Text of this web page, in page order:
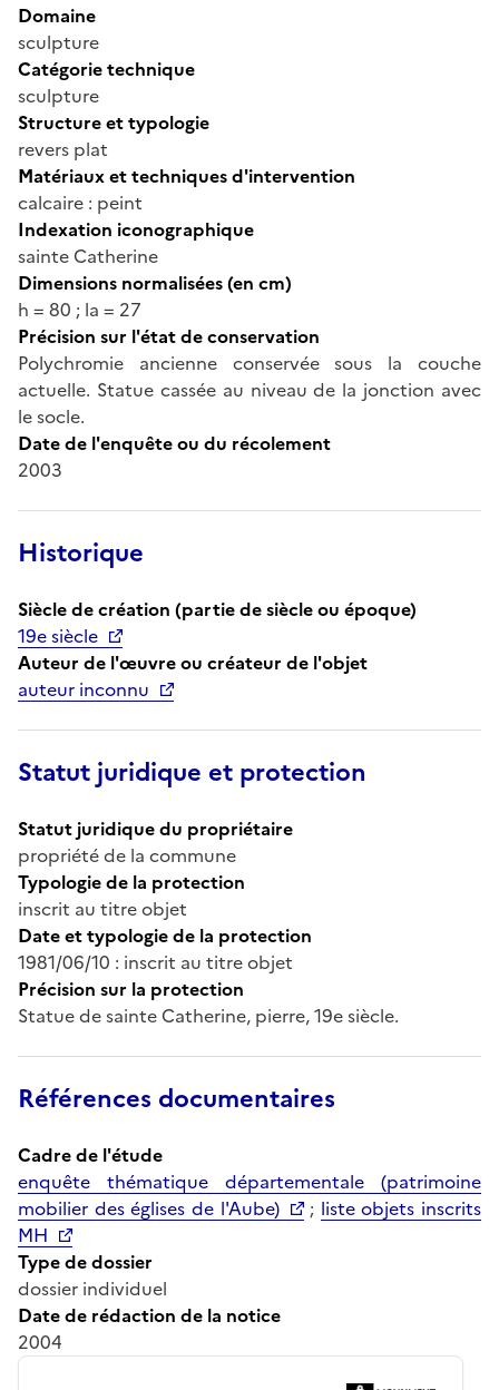
Domaine
sculpture
Catégorie technique
sculpture
Structure et typologie
revers plat
Matériaux et techniques d'intervention
calcaire : peint
Indexation iconographique
sainte Catherine
Dimensions normalisées (en cm)
h = 80 ; la = 27
Précision sur l'état de conservation
Polychromie ancienne conservée sous la couche
actuelle. Statue cassée au niveau de la jonction avec
le socle.
Date de l'enquête ou du récolement
2003
Historique
Siècle de création (partie de siècle ou époque)
19e siècle
Auteur de l'œuvre ou créateur de l'objet
auteur inconnu
Statut juridique et protection
Statut juridique du propriétaire
propriété de la commune
Typologie de la protection
inscrit au titre objet
Date et typologie de la protection
1981/06/10 : inscrit au titre objet
Précision sur la protection
Statue de sainte Catherine, pierre, 19e siècle.
Références documentaires
Cadre de l'étude
enquête thématique départementale (patrimoine
mobilier des églises de l'Aube)
; liste objets inscrits
MH
Type de dossier
dossier individuel
Date de rédaction de la notice
2004